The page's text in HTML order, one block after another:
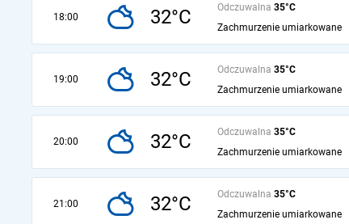
18:00 32°C Odczuwalna 35°C
Zachmurzenie umiarkowane
19:00 32°C Odczuwalna 35°C
Zachmurzenie umiarkowane
20:00 32°C Odczuwalna 35°C
Zachmurzenie umiarkowane
21:00 32°C Odczuwalna 35°C
Zachmurzenie umiarkowane